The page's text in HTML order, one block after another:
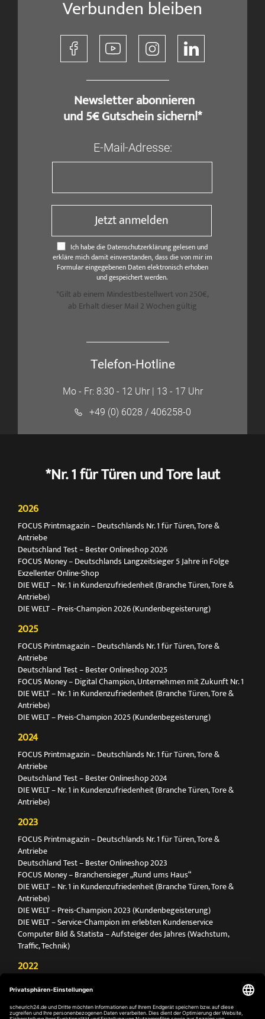
Verbunden bleiben
​ Newsletter abonnieren
und 5€ Gutschein sichern!*
E-Mail-Adresse:
Jetzt anmelden
Ich habe die Datenschutzerklärung gelesen und
erkläre mich damit einverstanden, dass die von mir im
Formular eingegebenen Daten elektronisch erhoben
und gespeichert werden.
*Gilt ab einem Mindestbestellwert von 250€,
ab Erhalt dieser Mail 2 Wochen gültig
Telefon-Hotline
Mo - Fr: 8:30 - 12 Uhr | 13 - 17 Uhr
+49 (0) 6028 / 406258-0
*Nr. 1 für Türen und Tore laut
2026
FOCUS Printmagazin – Deutschlands Nr. 1 für Türen, Tore &
Antriebe
Deutschland Test – Bester Onlineshop 2026
FOCUS Money – Deutschlands Langzeitsieger 5 Jahre in Folge
Exzellenter Online-Shop
DIE WELT – Nr. 1 in Kundenzufriedenheit (Branche Türen, Tore &
Antriebe)
DIE WELT – Preis-Champion 2026 (Kundenbegeisterung)
2025
FOCUS Printmagazin – Deutschlands Nr. 1 für Türen, Tore &
Antriebe
Deutschland Test – Bester Onlineshop 2025
FOCUS Money – Digital Champion, Unternehmen mit Zukunft Nr. 1
DIE WELT – Nr. 1 in Kundenzufriedenheit (Branche Türen, Tore &
Antriebe)
DIE WELT – Preis-Champion 2025 (Kundenbegeisterung)
2024
FOCUS Printmagazin – Deutschlands Nr. 1 für Türen, Tore &
Antriebe
Deutschland Test – Bester Onlineshop 2024
DIE WELT – Nr. 1 in Kundenzufriedenheit (Branche Türen, Tore &
Antriebe)
2023
FOCUS Printmagazin – Deutschlands Nr. 1 für Türen, Tore &
Antriebe
Deutschland Test – Bester Onlineshop 2023
FOCUS Money – Branchensieger „Rund ums Haus“
DIE WELT – Nr. 1 in Kundenzufriedenheit (Branche Türen, Tore &
Antriebe)
DIE WELT – Preis-Champion 2023 (Kundenbegeisterung)
DIE WELT – Service-Champion im erlebten Kundenservice
Computer Bild & Statista – Aufsteiger des Jahres (Wachstum,
Traffic, Technik)
2022
Antriebe
Deutschland Test – Bester Onlineshop 2022